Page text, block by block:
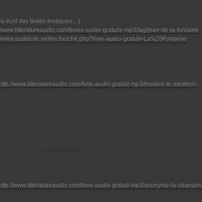
écrit des textes érotiques…)
www.litteratureaudio.com/livres-audio-gratuits-mp3/tag/jean-de-la-fontaine
www.audiocite.net/recherche.php?livre-audio-gratuit=La%20Fontaine
www.litteratureaudio.com/livre-audio-gratuit-mp3/moliere-le-medecin-
www.litteratureaudio.com/livre-audio-gratuit-mp3/anonyme-la-